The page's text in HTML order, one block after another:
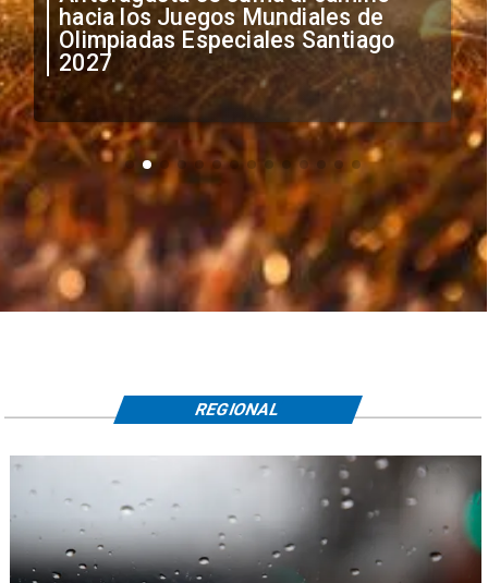
hacia los Juegos Mundiales de
Olimpiadas Especiales Santiago
2027
REGIONAL